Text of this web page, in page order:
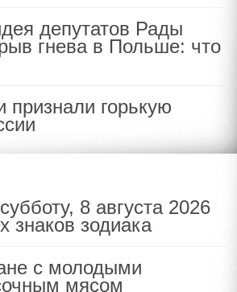
депутатов Рады
гнева в Польше: что
горькую
8 августа 2026
знаков зодиака
с молодыми
мясом